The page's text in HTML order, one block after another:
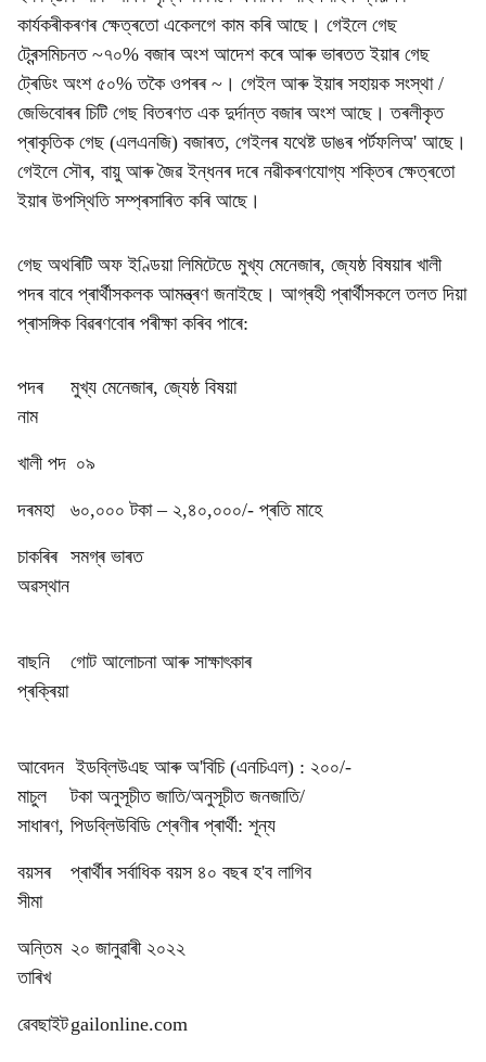
কাৰ্যকৰীকৰণৰ ক্ষেত্ৰতো একেলগে কাম কৰি আছে। গেইলে গেছ
ট্ৰেন্সমিচনত ~৭০% বজাৰ অংশ আদেশ কৰে আৰু ভাৰতত ইয়াৰ গেছ
ট্ৰেডিং অংশ ৫০% তকৈ ওপৰৰ ~। গেইল আৰু ইয়াৰ সহায়ক সংস্থা /
জেভিবোৰৰ চিটি গেছ বিতৰণত এক দুৰ্দান্ত বজাৰ অংশ আছে। তৰলীকৃত
প্ৰাকৃতিক গেছ (এলএনজি) বজাৰত, গেইলৰ যথেষ্ট ডাঙৰ পৰ্টফলিঅ' আছে।
গেইলে সৌৰ, বায়ু আৰু জৈৱ ইন্ধনৰ দৰে নৱীকৰণযোগ্য শক্তিৰ ক্ষেত্ৰতো
ইয়াৰ উপস্থিতি সম্প্ৰসাৰিত কৰি আছে।
গেছ অথৰিটি অফ ইণ্ডিয়া লিমিটেডে মুখ্য মেনেজাৰ, জ্যেষ্ঠ বিষয়াৰ খালী
পদৰ বাবে প্ৰাৰ্থীসকলক আমন্ত্ৰণ জনাইছে। আগ্ৰহী প্ৰাৰ্থীসকলে তলত দিয়া
প্ৰাসঙ্গিক বিৱৰণবোৰ পৰীক্ষা কৰিব পাৰে:
পদৰ
নাম
মুখ্য মেনেজাৰ, জ্যেষ্ঠ বিষয়া
খালী পদ ০৯
দৰমহা ৬০,০০০ টকা – ২,৪০,০০০/- প্ৰতি মাহে
চাকৰিৰ
অৱস্থান
সমগ্ৰ ভাৰত
বাছনি
প্ৰক্ৰিয়া
গোট আলোচনা আৰু সাক্ষাৎকাৰ
আবেদন
মাচুল
সাধাৰণ,
ইডব্লিউএছ আৰু অ'বিচি (এনচিএল) : ২০০/-
টকা অনুসূচীত জাতি/অনুসূচীত জনজাতি/
পিডব্লিউবিডি শ্ৰেণীৰ প্ৰাৰ্থী: শূন্য
বয়সৰ
সীমা
প্ৰাৰ্থীৰ সৰ্বাধিক বয়স ৪০ বছৰ হ'ব লাগিব
অন্তিম
তাৰিখ
২০ জানুৱাৰী ২০২২
ৱেবছাইটgailonline.com